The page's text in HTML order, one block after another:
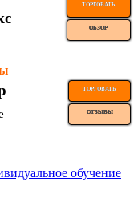
ТОРГОВАТЬ
ОБЗОР
ТОРГОВАТЬ
ОТЗЫВЫ